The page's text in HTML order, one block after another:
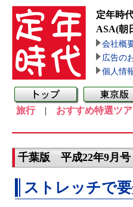
定年時
ASA(朝
会社概
広告の
個人情
旅行| おすすめ特選ツ
千葉版 平成22年9月号
ストレッチで